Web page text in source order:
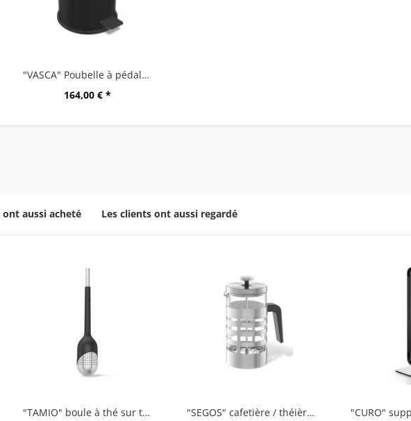
"VASCA" Poubelle à pédale, 3 litres, noir
164,00 € *
ont aussi acheté Les clients ont aussi regardé
"TAMIO" boule à thé sur tige
"SEGOS" cafetière / théièreà piston